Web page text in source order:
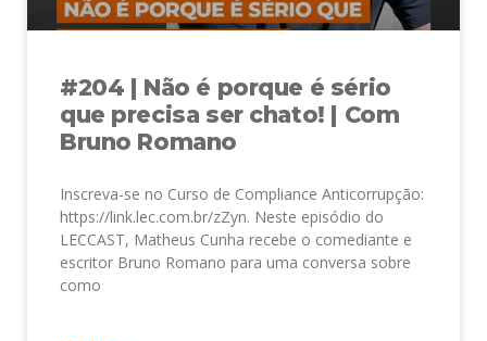
#204 | Não é porque é sério
que precisa ser chato! | Com
Bruno Romano
Inscreva-se no Curso de Compliance Anticorrupção:
https://link.lec.com.br/zZyn. Neste episódio do
LECCAST, Matheus Cunha recebe o comediante e
escritor Bruno Romano para uma conversa sobre
como